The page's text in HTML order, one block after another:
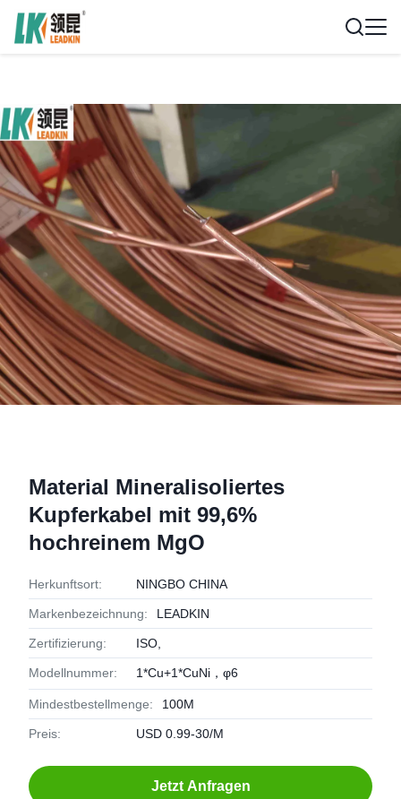
Material Mineralisoliertes
Kupferkabel mit 99,6%
hochreinem MgO
Herkunftsort: NINGBO CHINA
Markenbezeichnung: LEADKIN
Zertifizierung: ISO,
Modellnummer: 1*Cu+1*CuNi，φ6
Mindestbestellmenge: 100M
Preis: USD 0.99-30/M
Jetzt Anfragen